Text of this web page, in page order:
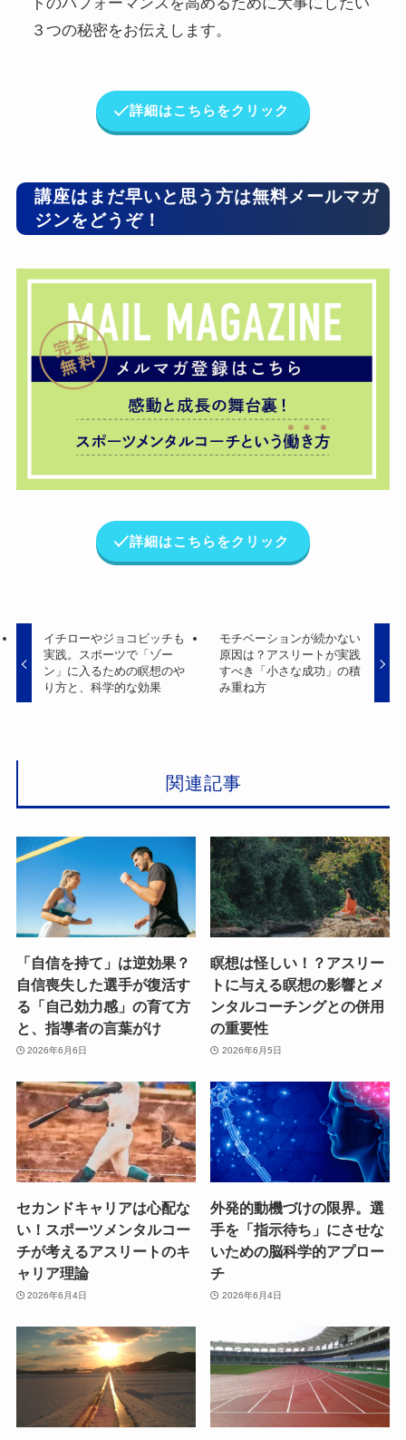
トのパフォーマンスを高めるために大事にしたい
３つの秘密をお伝えします。
詳細はこちらをクリック
講座はまだ早いと思う方は無料メールマガ
ジンをどうぞ！
詳細はこちらをクリック
イチローやジョコビッチも
実践。スポーツで「ゾー
ン」に入るための瞑想のや
り方と、科学的な効果
モチベーションが続かない
原因は？アスリートが実践
すべき「小さな成功」の積
み重ね方
関連記事
「自信を持て」は逆効果？
自信喪失した選手が復活す
る「自己効力感」の育て方
と、指導者の言葉がけ
2026年6月6日
瞑想は怪しい！？アスリー
トに与える瞑想の影響とメ
ンタルコーチングとの併用
の重要性
2026年6月5日
セカンドキャリアは心配な
い！スポーツメンタルコー
チが考えるアスリートのキ
ャリア理論
2026年6月4日
外発的動機づけの限界。選
手を「指示待ち」にさせな
いための脳科学的アプロー
チ
2026年6月4日